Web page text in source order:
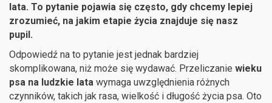
lata. To pytanie pojawia się często, gdy chcemy lepiej
zrozumieć, na jakim etapie życia znajduje się nasz
pupil.
Odpowiedź na to pytanie jest jednak bardziej
skomplikowana, niż może się wydawać. Przeliczanie wieku
psa na ludzkie lata wymaga uwzględnienia różnych
czynników, takich jak rasa, wielkość i długość życia psa. Oto